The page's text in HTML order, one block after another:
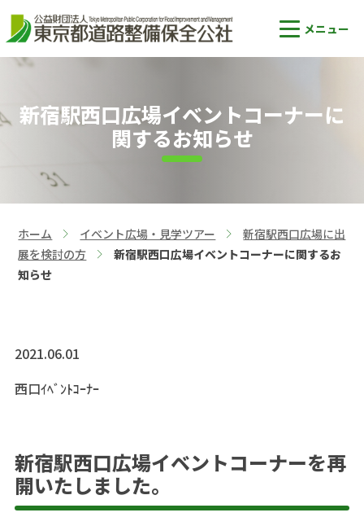
新宿駅西口広場イベントコーナーに
関するお知らせ
ホーム
>
イベント広場・見学ツアー
>
新宿駅西口広場に出
展を検討の方
新宿駅西口広場イベントコーナーに関するお
知らせ
2021.06.01
西口ｲﾍﾞﾝﾄｺｰﾅｰ
新宿駅西口広場イベントコーナーを再
開いたしました。